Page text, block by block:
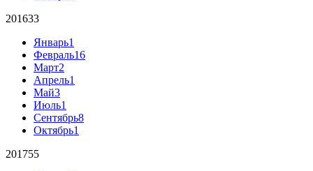
201633
Январь1
Февраль16
Март2
Апрель1
Май3
Июль1
Сентябрь8
Октябрь1
201755